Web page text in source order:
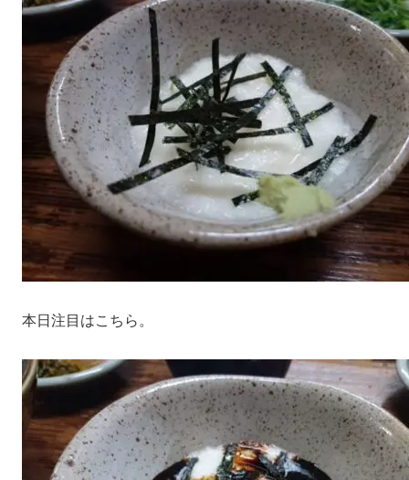
本日注目はこちら。